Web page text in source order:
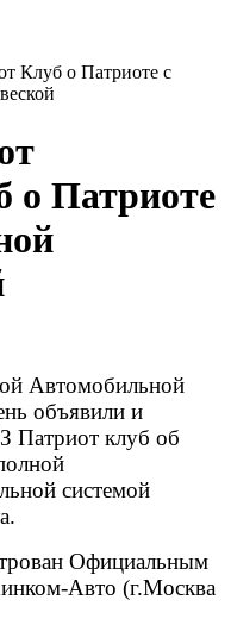
Клуб о Патриоте с
о Патриоте
Автомобильной
объявили и
Патриот клуб об
системой
Официальным
Авто (г.Москва